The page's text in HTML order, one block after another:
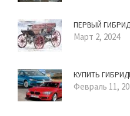
ПЕРВЫЙ
Март 2, 2024
КУПИТЬ
Февраль 11,